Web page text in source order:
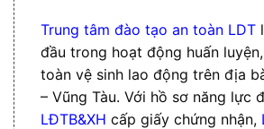
Trung tâm đào tạo an toàn LDT
đầu trong hoạt động huấn
toàn vệ sinh lao động trên địa
– Vũng Tàu. Với hồ sơ năng lực
LĐTB&XH cấp giấy chứng nhận,